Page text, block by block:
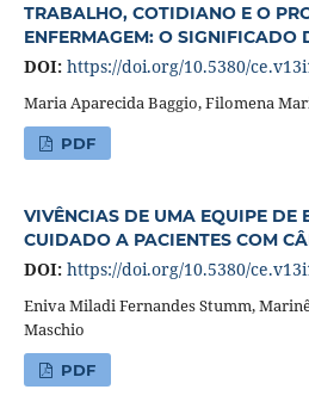
TRABALHO, COTIDIANO E O
ENFERMAGEM: O SIGNIFICADO
DOI: https://doi.org/10.5380/
Maria Aparecida Baggio, Filomena
PDF
VIVÊNCIAS DE UMA EQUIPE DE
CUIDADO A PACIENTES COM
DOI: https://doi.org/10.5380/
Eniva Miladi Fernandes Stumm,
Maschio
PDF